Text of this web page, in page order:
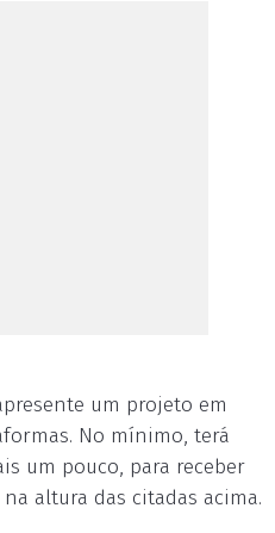
um projeto em
No mínimo, terá
um pouco, para receber
altura das citadas acima.